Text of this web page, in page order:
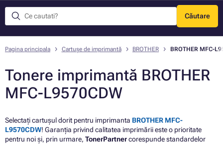
Căutare
Meniu
Pagina principala Cartușe de imprimantă BROTHER BROTHER MFC-
Tonere imprimantă BROTHER
MFC-L9570CDW
Selectați cartușul dorit pentru imprimanta BROTHER MFC-
L9570CDW! Garanția privind calitatea imprimării este o prioritate
pentru noi și, prin urmare, TonerPartnercorespunde standardelor